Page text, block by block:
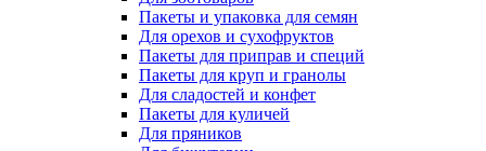
Пакеты и упаковка для семян
Для орехов и сухофруктов
Пакеты для приправ и специй
Пакеты для круп и гранолы
Для сладостей и конфет
Пакеты для куличей
Для пряников